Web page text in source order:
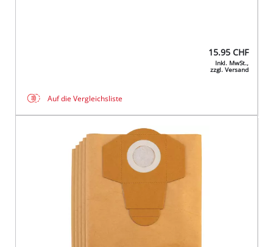
15.95 CHF
Inkl. MwSt.,
zzgl. Versand
Auf die Vergleichsliste